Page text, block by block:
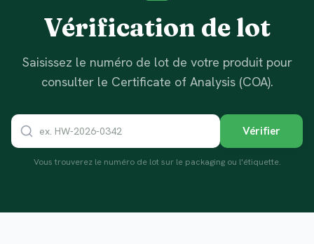
Vérification de lot
Saisissez le numéro de lot de votre produit pour
consulter le Certificate of Analysis (COA).
Vérifier
Vous trouverez le numéro de lot sur le packaging ou l'étiquette.